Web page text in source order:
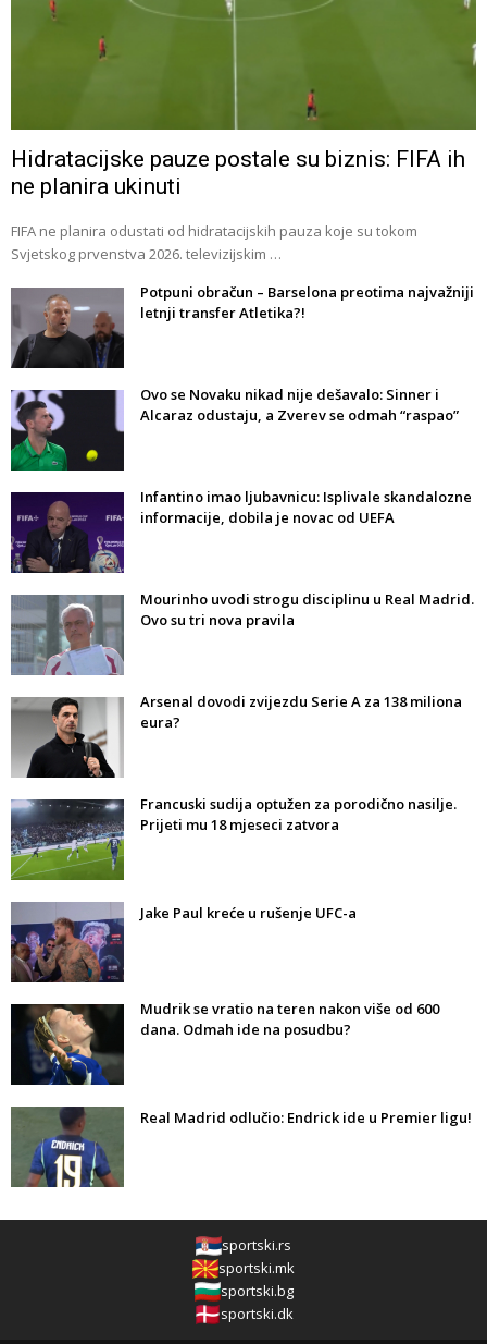
Hidratacijske pauze postale su biznis: FIFA ih
ne planira ukinuti
FIFA ne planira odustati od hidratacijskih pauza koje su tokom
Svjetskog prvenstva 2026. televizijskim …
Potpuni obračun – Barselona preotima najvažniji
letnji transfer Atletika?!
Ovo se Novaku nikad nije dešavalo: Sinner i
Alcaraz odustaju, a Zverev se odmah “raspao”
Infantino imao ljubavnicu: Isplivale skandalozne
informacije, dobila je novac od UEFA
Mourinho uvodi strogu disciplinu u Real Madrid.
Ovo su tri nova pravila
Arsenal dovodi zvijezdu Serie A za 138 miliona
eura?
Francuski sudija optužen za porodično nasilje.
Prijeti mu 18 mjeseci zatvora
Jake Paul kreće u rušenje UFC-a
Mudrik se vratio na teren nakon više od 600
dana. Odmah ide na posudbu?
Real Madrid odlučio: Endrick ide u Premier ligu!
sportski.rs
sportski.mk
sportski.bg
sportski.dk